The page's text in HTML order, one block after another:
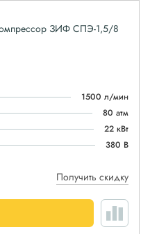
ЗИФ СПЭ-1,5/8
1500 л/мин
80 атм
22 кВт
380 В
Получить скидку